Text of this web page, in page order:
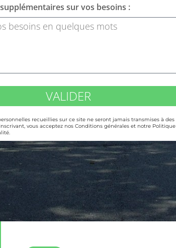
sur vos besoins :
VALIDER
recueillies sur ce site ne seront jamais transmises à des
vous acceptez nos Conditions générales et notre Politique